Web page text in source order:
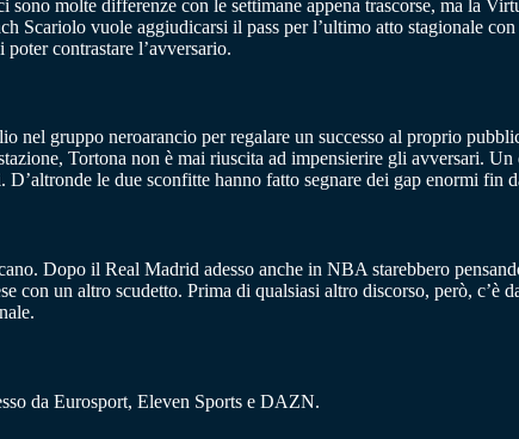
molte differenze con le settimane appena trascorse, ma la
Scariolo vuole aggiudicarsi il pass per l’ultimo atto stagionale
contrastare l’avversario.
nel gruppo neroarancio per regalare un successo al proprio
Tortona non è mai riuscita ad impensierire gli avversari.
le due sconfitte hanno fatto segnare dei gap enormi fin
Dopo il Real Madrid adesso anche in NBA starebbero
con un altro scudetto. Prima di qualsiasi altro discorso, però, c’è
da Eurosport, Eleven Sports e DAZN.